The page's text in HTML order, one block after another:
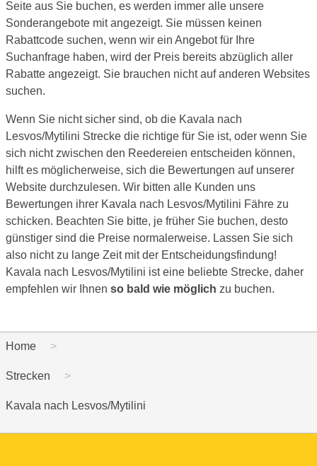
Seite aus Sie buchen, es werden immer alle unsere
Sonderangebote mit angezeigt. Sie müssen keinen
Rabattcode suchen, wenn wir ein Angebot für Ihre
Suchanfrage haben, wird der Preis bereits abzüglich aller
Rabatte angezeigt. Sie brauchen nicht auf anderen Websites
suchen.
Wenn Sie nicht sicher sind, ob die Kavala nach
Lesvos/Mytilini Strecke die richtige für Sie ist, oder wenn Sie
sich nicht zwischen den Reedereien entscheiden können,
hilft es möglicherweise, sich die Bewertungen auf unserer
Website durchzulesen. Wir bitten alle Kunden uns
Bewertungen ihrer Kavala nach Lesvos/Mytilini Fähre zu
schicken. Beachten Sie bitte, je früher Sie buchen, desto
günstiger sind die Preise normalerweise. Lassen Sie sich
also nicht zu lange Zeit mit der Entscheidungsfindung!
Kavala nach Lesvos/Mytilini ist eine beliebte Strecke, daher
empfehlen wir Ihnen so bald wie möglich zu buchen.
Home
Strecken
Kavala nach Lesvos/Mytilini